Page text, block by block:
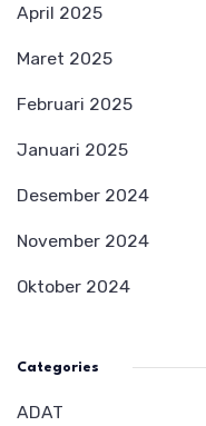
April 2025
Maret 2025
Februari 2025
Januari 2025
Desember 2024
November 2024
Oktober 2024
Categories
ADAT